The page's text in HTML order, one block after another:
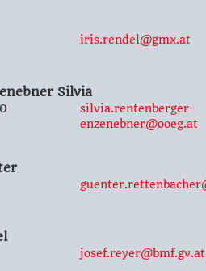
iris.rendel@gmx.at
Silvia
silvia.rentenberger-
enzenebner@ooeg.at
josef.reyer@bmf.gv.at